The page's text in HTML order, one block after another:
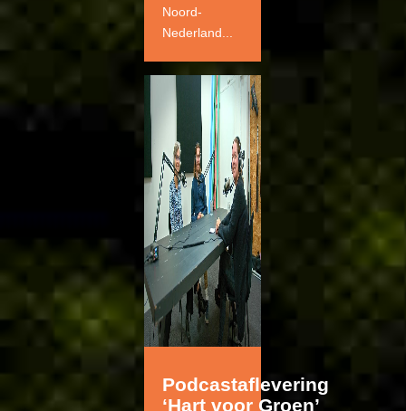
Noord-
Nederland...
Podcastaflevering
‘Hart voor Groen’